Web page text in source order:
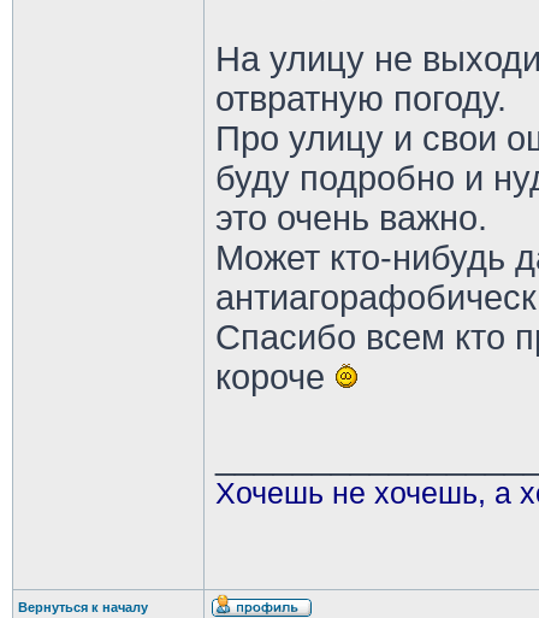
На улицу не
отвратную погоду.
Про улицу и свои
буду подробно и
это очень важно.
Может кто-нибудь
Спасибо всем кто
короче
Хочешь не хочешь, а
Вернуться к началу